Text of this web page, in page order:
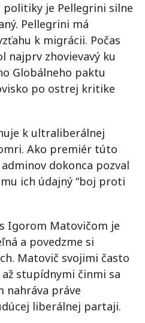
politiky je Pellegrini silne
Pellegrini má
k migrácii. Počas
najprv zhovievavý ku
Globálneho paktu
po ostrej kritike
k ultraliberálnej
Ako premiér túto
dokonca pozval
ich údajný “boj proti
Igorom Matovičom je
a povedzme si
Matovič svojimi často
stupídnymi činmi sa
nahráva práve
liberálnej partaji.